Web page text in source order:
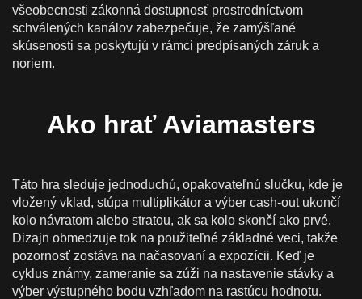
všeobecnosti zákonná dostupnosť prostredníctvom
schválených kanálov zabezpečuje, že zamýšľané
skúsenosti sa poskytujú v rámci predpísaných záruk a
noriem.
Ako hrať Aviamasters
Táto hra sleduje jednoduchú, opakovateľnú slučku, kde je
vložený vklad, stúpa multiplikátor a výber cash-out ukončí
kolo návratom alebo stratou, ak sa kolo skončí ako prvé.
Dizajn obmedzuje tok na použiteľné základné veci, takže
pozornosť zostáva na načasovaní a expozícii. Keď je
cyklus známy, zameranie sa zúži na nastavenie stávky a
výber výstupného bodu vzhľadom na rastúcu hodnotu.